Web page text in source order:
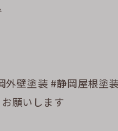
外壁塗装 #静岡屋根塗
願いします